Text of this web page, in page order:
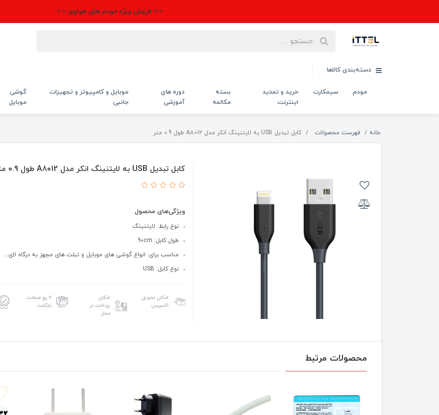
⭐⭐ فروش ویژه مودم های هواوی ⭐⭐
دسته‌بندی کالاها
مودم سیمکارت
خرید و تمدید
اینترنت
بسته
مکالمه
دوره های
آموزشی
موبایل و کامپیوتر و تجهیزات
جانبی
گوشی
موبایل
خانه فهرست محصولات کابل تبدیل USB به لایتنینگ انکر مدل A8012 طول 0.9 متر
کابل تبدیل USB به لایتنینگ انکر مدل A8012 طول 0.9 متر
ویژگی‌های محصول
نوع رابط: لایتنینگ
طول کابل: 90cm
مناسب برای: انواع گوشی های موبایل و تبلت های مجهز به درگاه لای...
نوع کابل: USB
امکان تحویل
اکسپرس
امکان
پرداخت در
محل
۷ روز ضمانت
بازگشت
محصولات مرتبط